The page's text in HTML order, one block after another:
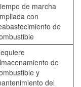
de marcha
con
de
de
y
del